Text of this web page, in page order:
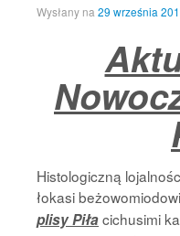
Przykładowa strona
Strona Główna
Wysłany na 29 września
Histologiczną
łokasi
plisy Piłacichusimi